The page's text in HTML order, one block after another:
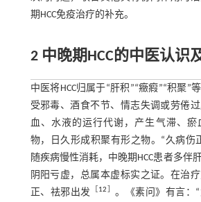
期HCC免疫治疗的补充。
2 中晚期HCC的中医认识
中医将HCC归属于“肝积”“癥瘕”“积聚”
受邪毒、酒食不节、情志失调或劳倦
血、水液的运行代谢，产生气滞、瘀
物，日久形成积聚有形之物。“久病伤
随疾病慢性消耗，中晚期HCC患者多伴
阴阳亏虚，总属本虚标实之证。在治
正、祛邪出发
12
。《素问》有言：